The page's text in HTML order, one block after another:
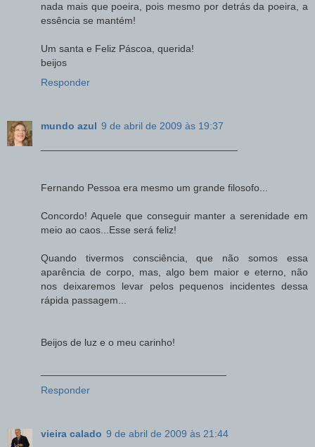
nada mais que poeira, pois mesmo por detrás da poeira, a
essência se mantém!
Um santa e Feliz Páscoa, querida!
beijos
Responder
mundo azul 9 de abril de 2009 às 19:37
Fernando Pessoa era mesmo um grande filosofo...
Concordo! Aquele que conseguir manter a serenidade em
meio ao caos...Esse será feliz!
Quando tivermos consciência, que não somos essa
aparência de corpo, mas, algo bem maior e eterno, não
nos deixaremos levar pelos pequenos incidentes dessa
rápida passagem...
Beijos de luz e o meu carinho!
Responder
vieira calado 9 de abril de 2009 às 21:44